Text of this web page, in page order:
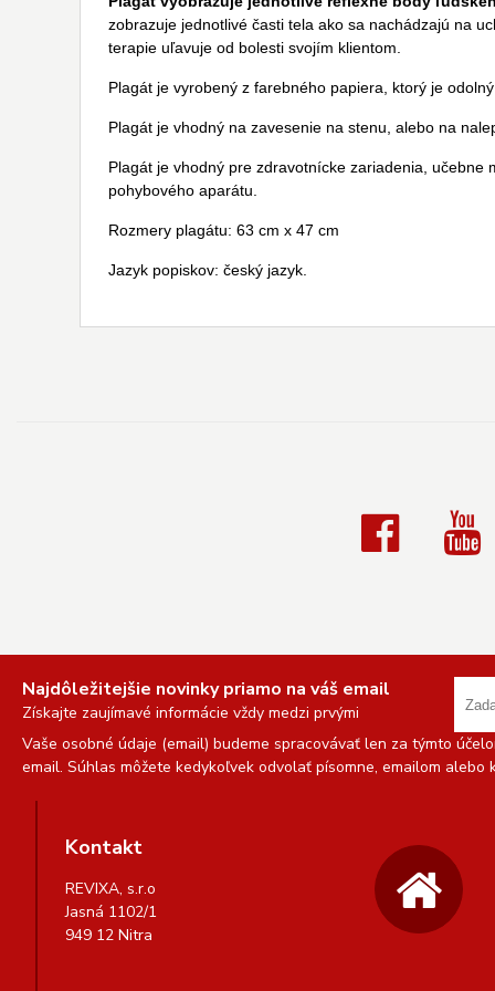
zobrazuje jednotlivé časti tela ako sa nachádzajú na
terapie uľavuje od bolesti svojím klientom.
Plagát je vyrobený z farebného papiera, ktorý je
Plagát je vhodný na zavesenie na stenu, alebo na
Plagát je vhodný pre zdravotnícke zariadenia,
pohybového aparátu.
Rozmery plagátu: 63 cm x 47 cm
Jazyk popiskov: český jazyk.
Najdôležitejšie novinky priamo na váš email
Získajte zaujímavé informácie vždy medzi prvými
Vaše osobné údaje (email) budeme spracovávať len za týmto
email. Súhlas môžete kedykoľvek odvolať písomne, emailom
Kontakt
REVIXA, s.r.o
Jasná 1102/1
949 12 Nitra